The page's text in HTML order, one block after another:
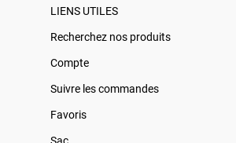
LIENS UTILES
Recherchez nos produits
Compte
Suivre les commandes
Favoris